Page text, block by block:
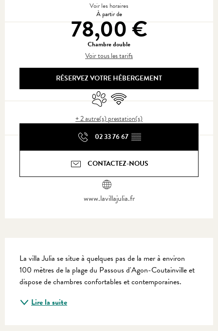
Voir les horaires
À partir de
78,00 €
Chambre double
Voir tous les tarifs
RÉSERVEZ VOTRE HÉBERGEMENT
Animaux acceptés
WiFi
+ 2 autre(s) prestation(s)
02 33 76 67 ▒▒
CONTACTEZ-NOUS
www.lavillajulia.fr
La villa Julia se situe à quelques pas de la mer à environ
100 mètres de la plage du Passous d'Agon-Coutainville et
dispose de chambres confortables et contemporaines.
Lire la suite